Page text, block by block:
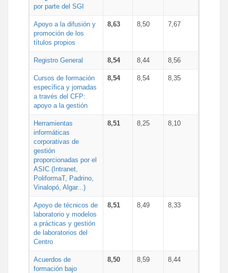
por parte del SGI
Apoyo a la difusión y
promoción de los
títulos propios
8,63 8,50 7,67
Registro General 8,54 8,44 8,56
Cursos de formación
específica y jornadas
a través del CFP:
apoyo a la gestión
8,54 8,54 8,35
Herramientas
informáticas
corporativas de
gestión
proporcionadas por el
ASIC (Intranet,
PoliformaT, Padrino,
Vinalopó, Algar...)
8,51 8,25 8,10
Apoyo de técnicos de
laboratorio y modelos
a prácticas y gestión
de laboratorios del
Centro
8,51 8,49 8,33
Acuerdos de
formación bajo
8,50 8,59 8,44